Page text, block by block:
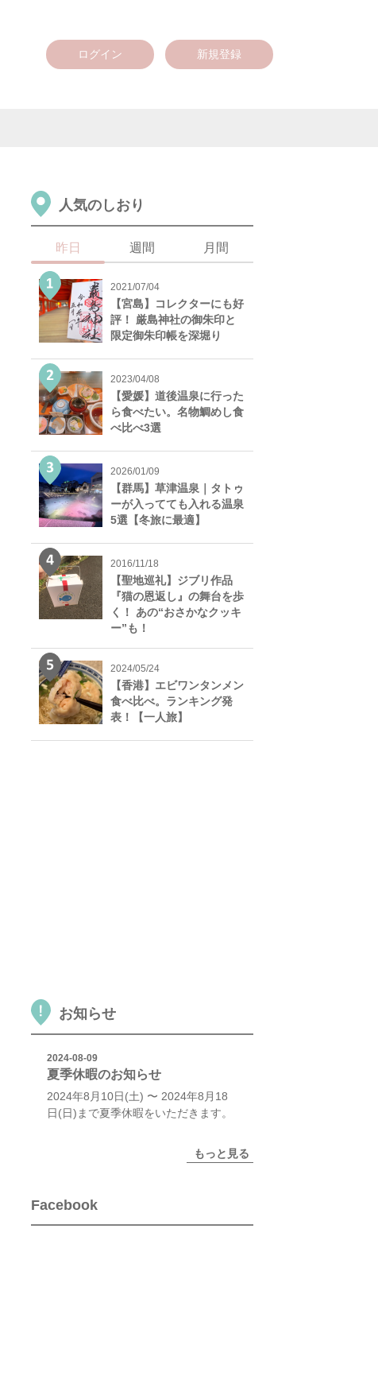
ログイン 新規登録
人気のしおり
昨日 週間 月間
2021/07/04
【宮島】コレクターにも好
評！ 厳島神社の御朱印と
限定御朱印帳を深堀り
2023/04/08
【愛媛】道後温泉に行った
ら食べたい。名物鯛めし食
べ比べ3選
2026/01/09
【群馬】草津温泉｜タトゥ
ーが入ってても入れる温泉
5選【冬旅に最適】
2016/11/18
【聖地巡礼】ジブリ作品
『猫の恩返し』の舞台を歩
く！ あの“おさかなクッキ
ー”も！
2024/05/24
【香港】エビワンタンメン
食べ比べ。ランキング発
表！【一人旅】
お知らせ
2024-08-09
夏季休暇のお知らせ
2024年8月10日(土) 〜 2024年8月18
日(日)まで夏季休暇をいただきます。
もっと見る
Facebook